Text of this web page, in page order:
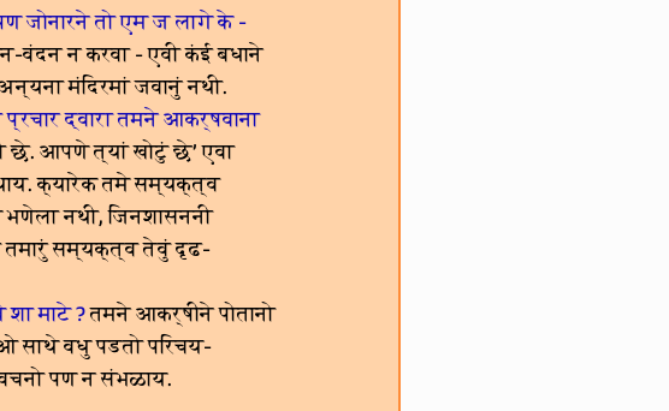
जोनारने तो एम ज लागे के -
वंदन न करवा - एवी कंई बधाने
मंदिरमां जवानुं नथी.
प्रचार द्वारा तमने आकर्षवाना
छे. आपणे त्यां खोटुं छे’ एवा
क्यारेक तमे सम्यक्त्व
नथी, जिनशासननी
तमारुं सम्यक्त्व तेवुं दृढ-
माटे ?तमने आकर्षीने पोतानो
साथे वधु पडतो परिचय-
पण न संभळाय.